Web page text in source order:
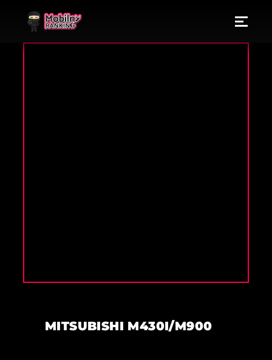
MITSUBISHI M430I/M900